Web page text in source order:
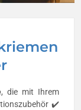
, die mit Ihrem
✔️